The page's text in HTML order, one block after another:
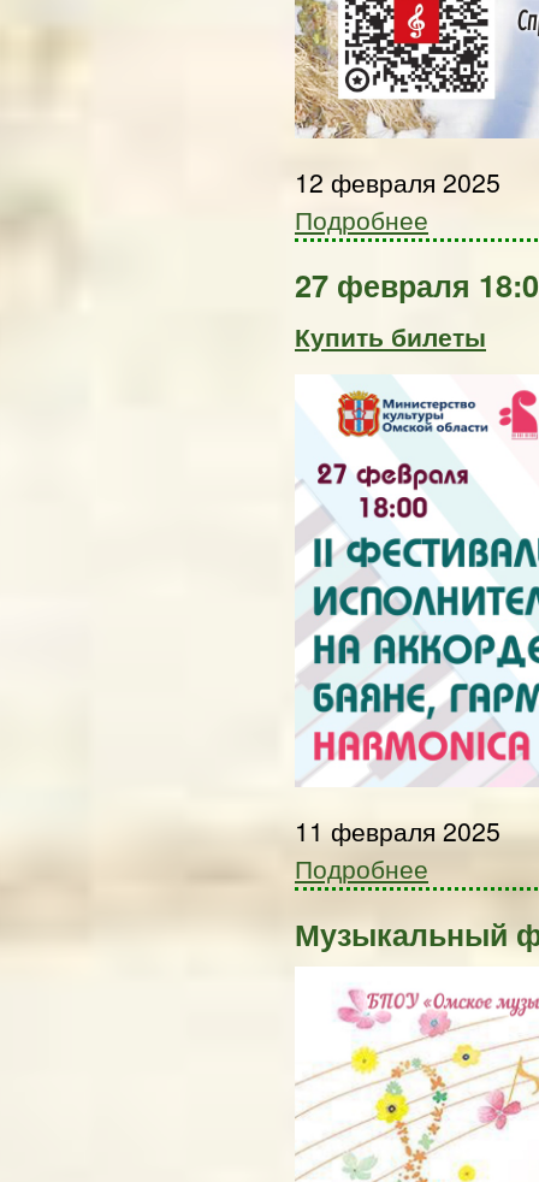
12 февраля 2025
Подробнее
27 февраля
Купить билеты
11 февраля 2025
Подробнее
Музыкальный